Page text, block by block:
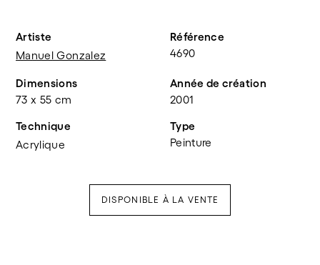
Artiste
Manuel Gonzalez
Référence
4690
Dimensions
73 x 55 cm
Année de création
2001
Technique
Acrylique
Type
Peinture
DISPONIBLE À LA VENTE